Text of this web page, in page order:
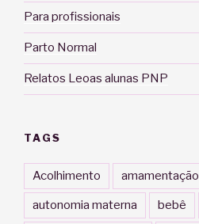
Para profissionais
Parto Normal
Relatos Leoas alunas PNP
TAGS
Acolhimento amamentação
autonomia materna bebê